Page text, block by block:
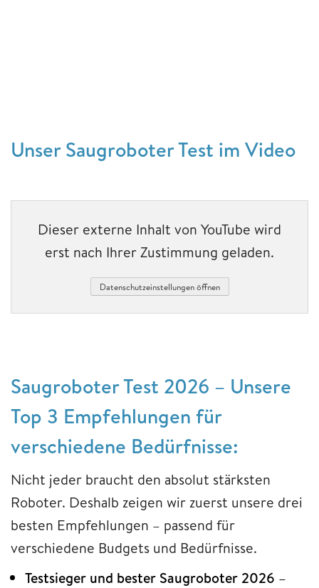
Unser Saugroboter Test im Video
Dieser externe Inhalt von YouTube wird
erst nach Ihrer Zustimmung geladen.
Datenschutzeinstellungen öffnen
Saugroboter Test 2026 – Unsere
Top 3 Empfehlungen für
verschiedene Bedürfnisse:
Nicht jeder braucht den absolut stärksten
Roboter. Deshalb zeigen wir zuerst unsere drei
besten Empfehlungen – passend für
verschiedene Budgets und Bedürfnisse.
Testsieger und bester Saugroboter 2026 –